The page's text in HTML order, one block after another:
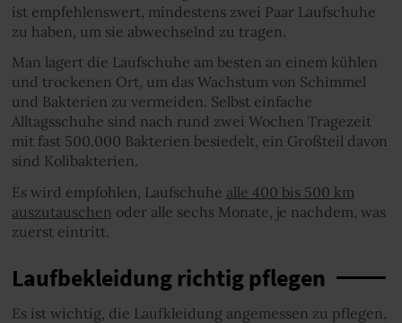
ist empfehlenswert, mindestens zwei Paar Laufschuhe
zu haben, um sie abwechselnd zu tragen.
Man lagert die Laufschuhe am besten an einem kühlen
und trockenen Ort, um das Wachstum von Schimmel
und Bakterien zu vermeiden. Selbst einfache
Alltagsschuhe sind nach rund zwei Wochen Tragezeit
mit fast 500.000 Bakterien besiedelt, ein Großteil davon
sind Kolibakterien.
Es wird empfohlen, Laufschuhe alle 400 bis 500 km
auszutauschen oder alle sechs Monate, je nachdem, was
zuerst eintritt.
Laufbekleidung richtig pflegen
Es ist wichtig, die Laufkleidung angemessen zu pflegen,